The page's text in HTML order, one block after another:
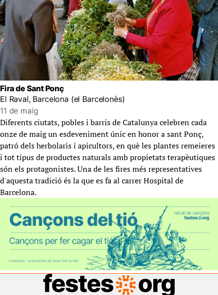
Fira de Sant Ponç
El Raval, Barcelona (el Barcelonès)
11 de maig
Diferents ciutats, pobles i barris de Catalunya celebren cada
onze de maig un esdeveniment únic en honor a sant Ponç,
patró dels herbolaris i apicultors, en què les plantes remeieres
i tot tipus de productes naturals amb propietats terapèutiques
són els protagonistes. Una de les fires més representatives
d'aquesta tradició és la que es fa al carrer Hospital de
Barcelona.